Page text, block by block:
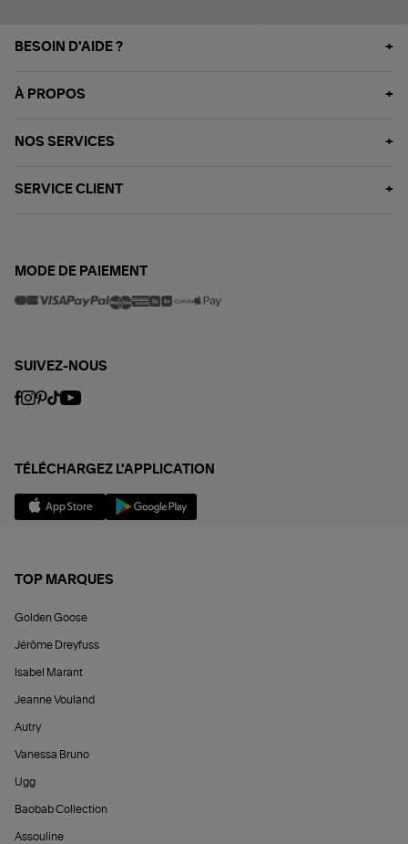
BESOIN D'AIDE ?
À PROPOS
NOS SERVICES
SERVICE CLIENT
MODE DE PAIEMENT
SUIVEZ-NOUS
TÉLÉCHARGEZ L'APPLICATION
TOP MARQUES
Golden Goose
Jérôme Dreyfuss
Isabel Marant
Jeanne Vouland
Autry
Vanessa Bruno
Ugg
Baobab Collection
Assouline